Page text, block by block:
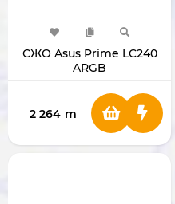
СЖО Asus Prime LC240
ARGB
2 264 m